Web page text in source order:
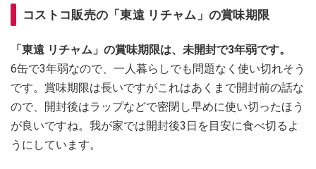
コストコ販売の「東遠 リチャム」の賞味期限
「東遠 リチャム」の賞味期限は、未開封で3年弱です。
6缶で3年弱なので、一人暮らしでも問題なく使い切れそう
です。賞味期限は長いですがこれはあくまで開封前の話な
ので、開封後はラップなどで密閉し早めに使い切ったほう
が良いですね。我が家では開封後3日を目安に食べ切るよ
うにしています。